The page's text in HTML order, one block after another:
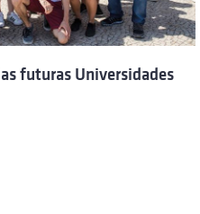
futuras Universidades